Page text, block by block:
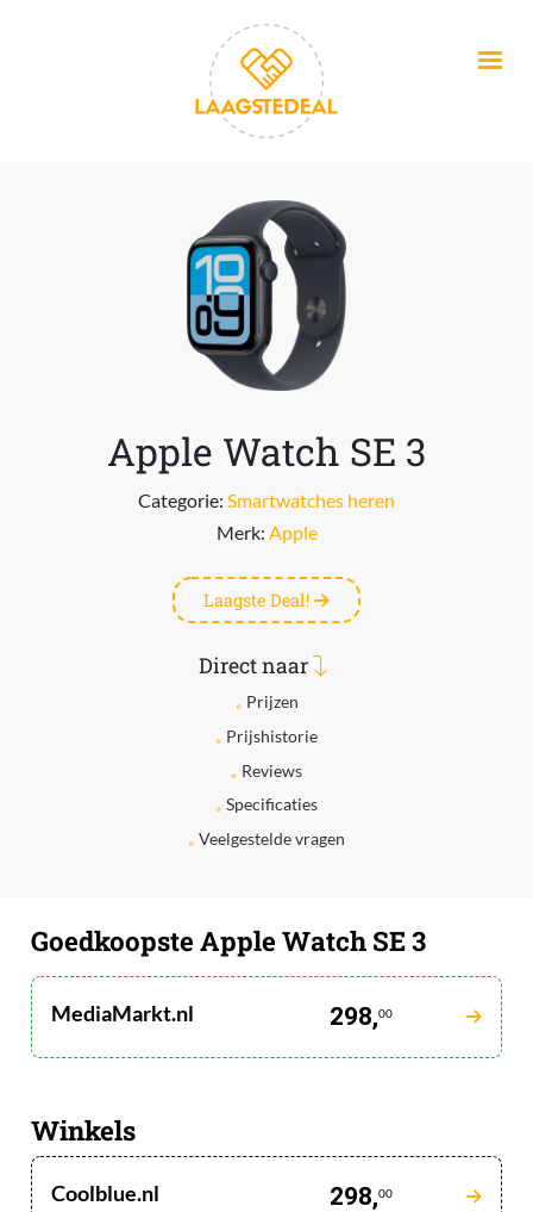
Apple Watch SE 3
Categorie: Smartwatches heren
Merk: Apple
Laagste Deal!
Direct naar
Prijzen
Prijshistorie
Reviews
Specificaties
Veelgestelde vragen
Goedkoopste Apple Watch SE 3
MediaMarkt.nl 298,00
Winkels
Coolblue.nl 298,00